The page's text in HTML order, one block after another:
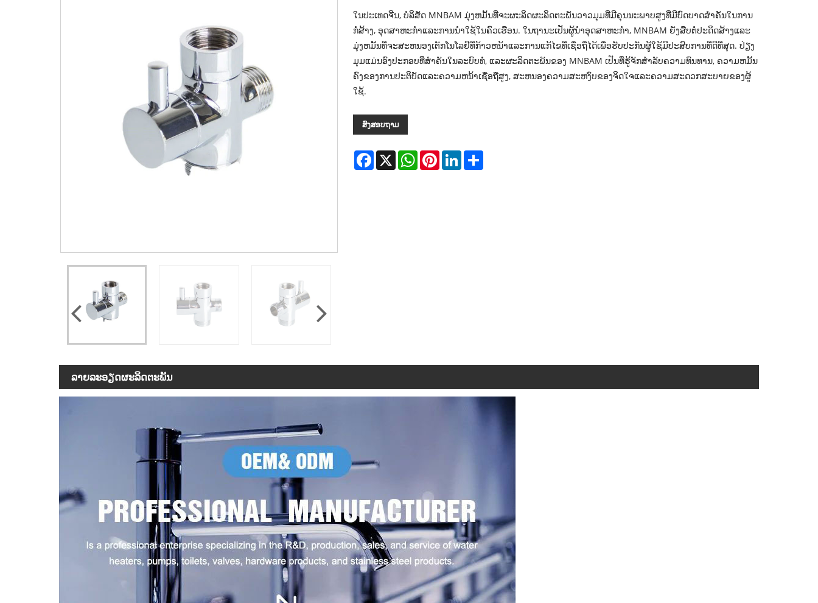
ໃນປະເທດຈີນ, ບໍລິສັດ MNBAM ມຸ່ງຫມັ້ນທີ່ຈະຜະລິດຜະລິດຕະພັນວາວມຸມທີ່ມີຄຸນນະພາບສູງທີ່ມີບົດບາດສໍາຄັນໃນການ
ກໍ່ສ້າງ, ອຸດສາຫະກໍາແລະການນໍາໃຊ້ໃນຄົວເຮືອນ. ໃນຖານະເປັນຜູ້ນໍາອຸດສາຫະກໍາ, MNBAM ຍັງສືບຕໍ່ປະດິດສ້າງແລະ
ມຸ່ງຫມັ້ນທີ່ຈະສະຫນອງເຕັກໂນໂລຢີທີ່ກ້າວຫນ້າແລະການແກ້ໄຂທີ່ເຊື່ອຖືໄດ້ເພື່ອຮັບປະກັນຜູ້ໃຊ້ມີປະສົບການທີ່ດີທີ່ສຸດ. ປ່ຽງ
ມຸມແມ່ນອົງປະກອບທີ່ສໍາຄັນໃນລະບົບທໍ່, ແລະຜະລິດຕະພັນຂອງ MNBAM ເປັນທີ່ຮູ້ຈັກສໍາລັບຄວາມທົນທານ, ຄວາມຫມັ້ນ
ຄົງຂອງການປະຕິບັດແລະຄວາມຫນ້າເຊື່ອຖືສູງ, ສະຫນອງຄວາມສະຫງົບຂອງຈິດໃຈແລະຄວາມສະດວກສະບາຍຂອງຜູ້
ໃຊ້.
ສົ່ງສອບຖາມ
Facebook
X WhatsAppPinterestLinkedIn
ລາຍ​ລະ​ອຽດ​ຜະ​ລິດ​ຕະ​ພັນ